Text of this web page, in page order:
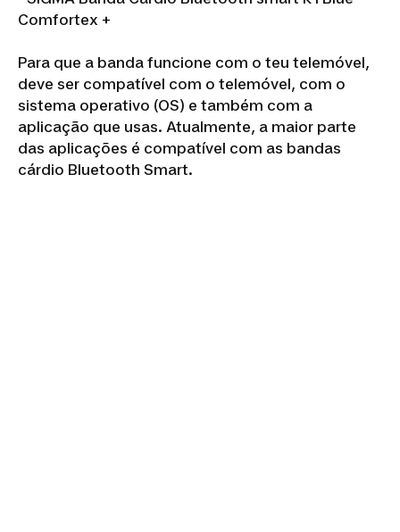
Comfortex +
Para que a banda funcione com o teu telemóvel,
deve ser compatível com o telemóvel, com o
sistema operativo (OS) e também com a
aplicação que usas. Atualmente, a maior parte
das aplicações é compatível com as bandas
cárdio Bluetooth Smart.